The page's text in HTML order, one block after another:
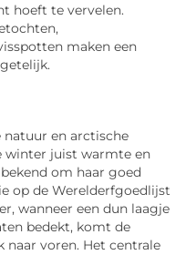
hoeft te vervelen.
maken een
en arctische
winter juist warmte en
om haar goed
op de Werelderfgoedlijst
wanneer een dun laagje
bedekt, komt de
naar voren. Het centrale